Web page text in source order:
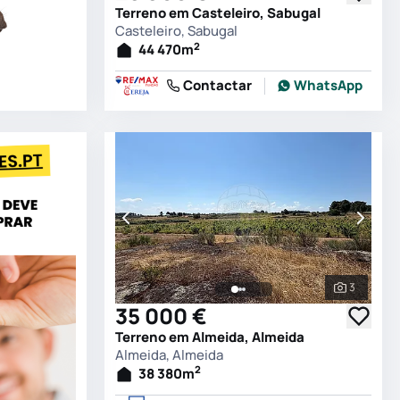
Terreno em Casteleiro, Sabugal
Casteleiro, Sabugal
44 470m2
Contactar WhatsApp
Ver
3
35 000 €
Terreno em Almeida, Almeida
Almeida, Almeida
38 380m2